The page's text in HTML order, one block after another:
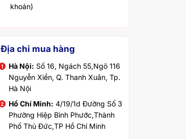
khoản)
Địa chỉ mua hàng
Hà Nội: Số 16, Ngách 55,Ngõ 116
Nguyễn Xiển, Q. Thanh Xuân, Tp.
Hà Nội
Hồ Chí Minh: 4/19/1d Đường Số 3
Phường Hiệp Bình Phước,Thành
Phố Thủ Đức,TP Hồ Chí Minh